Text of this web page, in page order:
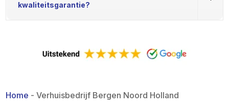
kwaliteitsgarantie?
Home -Verhuisbedrijf Bergen Noord Holland